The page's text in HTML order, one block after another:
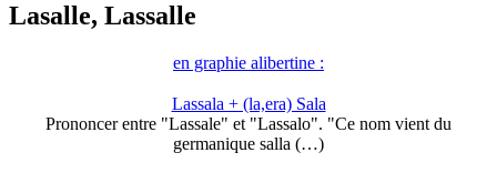
Lasalle, Lassalle
en graphie alibertine :
Lassala + (la,era) Sala
Prononcer entre "Lassale" et "Lassalo". "Ce nom vient du
germanique salla (…)